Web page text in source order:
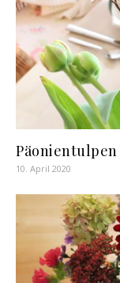
10. April 2020